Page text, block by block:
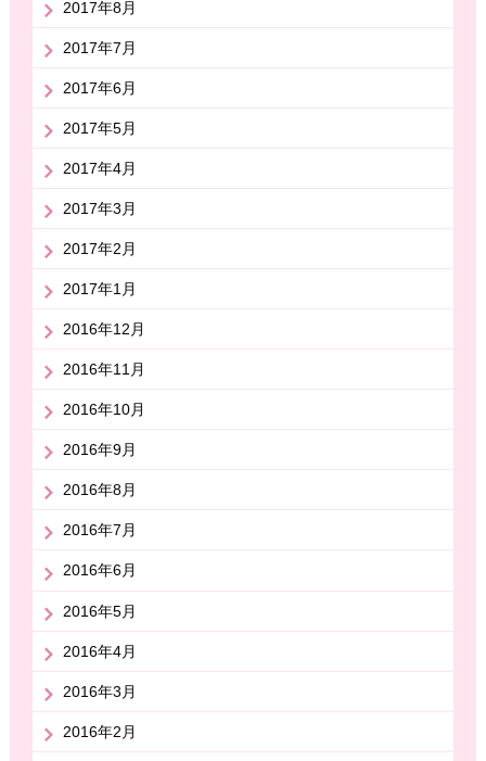
2017年8月
2017年7月
2017年6月
2017年5月
2017年4月
2017年3月
2017年2月
2017年1月
2016年12月
2016年11月
2016年10月
2016年9月
2016年8月
2016年7月
2016年6月
2016年5月
2016年4月
2016年3月
2016年2月